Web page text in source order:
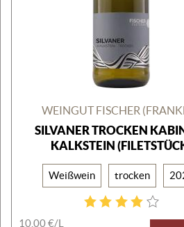
WEINGUT FISCHER
SILVANER TROCKEN
KALKSTEIN
Weißwein trocken
10,00 €/L